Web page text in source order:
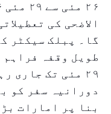
الاضحی کی
گا۔ پبلک سیکٹر
۲۹ مئی تک جاری
دورانیہ سفر کو
بنا پر امارات